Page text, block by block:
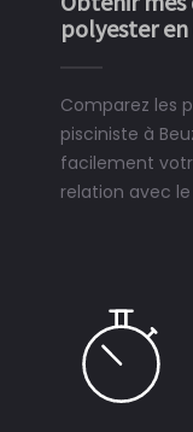
polyester
Comparez les
pisciniste à
facilement
relation avec